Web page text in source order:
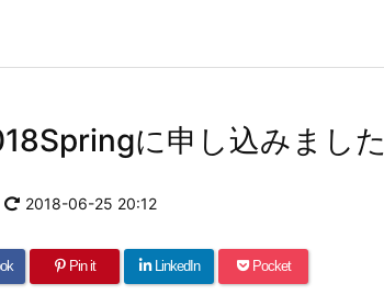
に申し込みました
2018-06-25 20:12
Pin it LinkedIn Pocket